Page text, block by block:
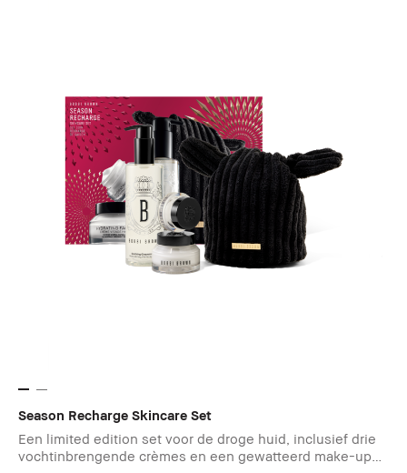
Season Recharge Skincare Set
Een limited edition set voor de droge huid, inclusief drie
vochtinbrengende crèmes en een gewatteerd make-up